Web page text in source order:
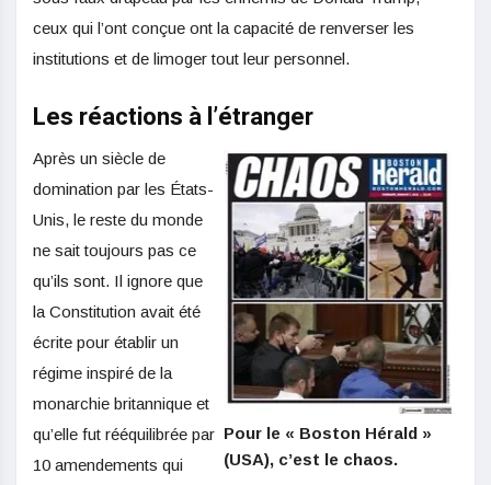
ceux qui l’ont conçue ont la capacité de renverser les
institutions et de limoger tout leur personnel.
Les réactions à l’étranger
Pour le « Boston Hérald »
(USA), c’est le chaos.
Après un siècle de
domination par les États-
Unis, le reste du monde
ne sait toujours pas ce
qu’ils sont. Il ignore que
la Constitution avait été
écrite pour établir un
régime inspiré de la
monarchie britannique et
qu’elle fut rééquilibrée par
10 amendements qui